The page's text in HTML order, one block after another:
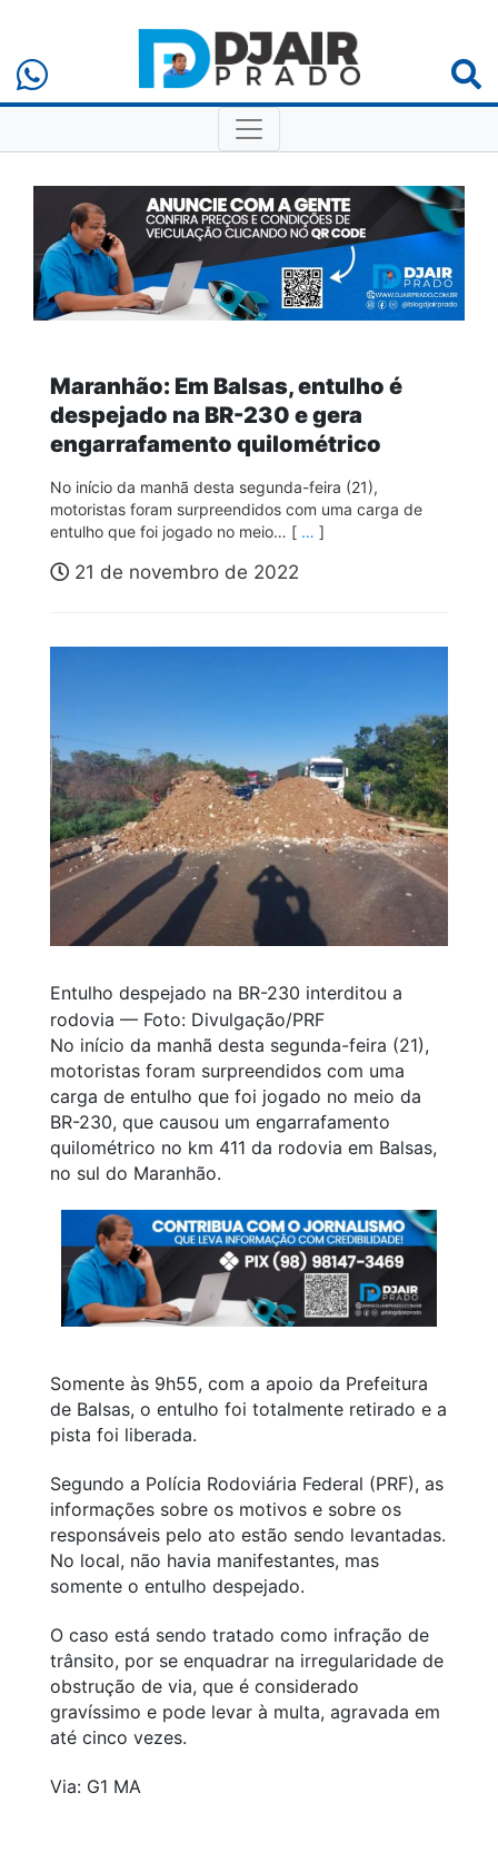
Maranhão: Em Balsas, entulho é
despejado na BR-230 e gera
engarrafamento quilométrico
No início da manhã desta segunda-feira (21),
motoristas foram surpreendidos com uma carga de
entulho que foi jogado no meio… [ … ]
21 de novembro de 2022
Entulho despejado na BR-230 interditou a
rodovia — Foto: Divulgação/PRF
No início da manhã desta segunda-feira (21),
motoristas foram surpreendidos com uma
carga de entulho que foi jogado no meio da
BR-230, que causou um engarrafamento
quilométrico no km 411 da rodovia em Balsas,
no sul do Maranhão.
Somente às 9h55, com a apoio da Prefeitura
de Balsas, o entulho foi totalmente retirado e a
pista foi liberada.
Segundo a Polícia Rodoviária Federal (PRF), as
informações sobre os motivos e sobre os
responsáveis pelo ato estão sendo levantadas.
No local, não havia manifestantes, mas
somente o entulho despejado.
O caso está sendo tratado como infração de
trânsito, por se enquadrar na irregularidade de
obstrução de via, que é considerado
gravíssimo e pode levar à multa, agravada em
até cinco vezes.
Via: G1 MA